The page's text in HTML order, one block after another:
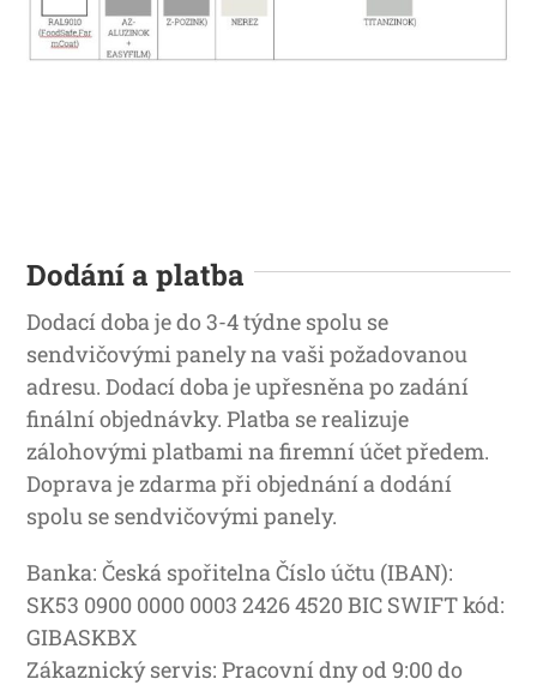
Dodání a platba
Dodací doba je do 3-4 týdne spolu se
sendvičovými panely na vaši požadovanou
adresu. Dodací doba je upřesněna po zadání
finální objednávky. Platba se realizuje
zálohovými platbami na firemní účet předem.
Doprava je zdarma při objednání a dodání
spolu se sendvičovými panely.
Banka: Česká spořitelna Číslo účtu (IBAN):
SK53 0900 0000 0003 2426 4520 BIC SWIFT kód:
GIBASKBX
Zákaznický servis: Pracovní dny od 9:00 do